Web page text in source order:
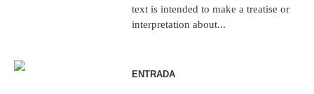
text is intended to make a treatise or
interpretation about...
ENTRADA